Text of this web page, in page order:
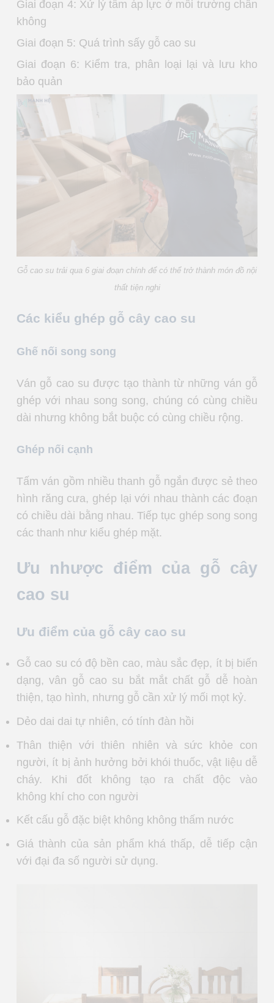
Giai đoạn 4: Xử lý tẩm áp lực ở môi trường chân
không
Giai đoạn 5: Quá trình sấy gỗ cao su
Giai đoạn 6: Kiểm tra, phân loại lại và lưu kho
bảo quản
Gỗ cao su trải qua 6 giai đoạn chính để có thể trở thành món đồ nội
thất tiện nghi
Các kiểu ghép gỗ cây cao su
Ghế nối song song
Ván gỗ cao su được tạo thành từ những ván gỗ
ghép với nhau song song, chúng có cùng chiều
dài nhưng không bắt buộc có cùng chiều rộng.
Ghép nối cạnh
Tấm ván gồm nhiều thanh gỗ ngắn được sẻ theo
hình răng cưa, ghép lại với nhau thành các đoạn
có chiều dài bằng nhau. Tiếp tục ghép song song
các thanh như kiểu ghép mặt.
Ưu nhược điểm của gỗ cây
cao su
Ưu điểm của gỗ cây cao su
Gỗ cao su có độ bền cao, màu sắc đẹp, ít bị biến
dạng, vân gỗ cao su bắt mắt chất gỗ dễ hoàn
thiện, tạo hình, nhưng gỗ cần xử lý mối mọt kỷ.
Dẻo dai dai tự nhiên, có tính đàn hồi
Thân thiện với thiên nhiên và sức khỏe con
người, ít bị ảnh hưởng bởi khói thuốc, vật liệu dễ
cháy. Khi đốt không tạo ra chất độc vào
không khí cho con người
Kết cấu gỗ đặc biệt không không thấm nước
Giá thành của sản phẩm khá thấp, dễ tiếp cận
với đại đa số người sử dụng.